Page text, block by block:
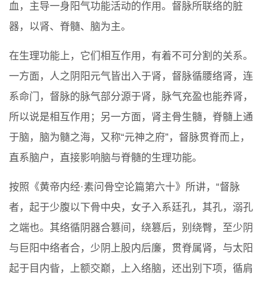
血，主导一身阳气功能活动的作用。督脉所联络的脏
器，以肾、脊髓、脑为主。
在生理功能上，它们相互作用，有着不可分割的关系。
一方面，人之阴阳元气皆出入于肾，督脉循腰络肾，连
系命门，督脉的脉气部分源于肾，脉气充盈也能养肾，
所以说是相互作用；另一方面，肾主骨生髓，脊髓上通
于脑，脑为髓之海，又称“元神之府”，督脉贯脊而上，
直系脑户，直接影响脑与脊髓的生理功能。
按照《黄帝内经·素问骨空论篇第六十》所讲，“督脉
者，起于少腹以下骨中央，女子入系廷孔，其孔，溺孔
之端也。其络循阴器合篡间，绕篡后，别绕臀，至少阴
与巨阳中络者合，少阴上股内后廉，贯脊属肾，与太阳
起于目内眥，上额交巅，上入络脑，还出别下项，循肩